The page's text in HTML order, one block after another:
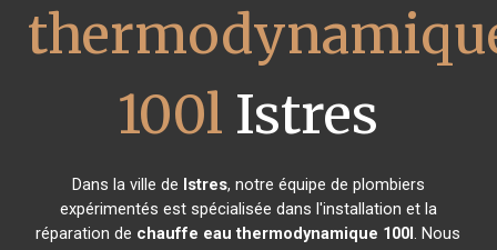
100l Istres
Dans la ville de Istres, notre équipe de plombiers
expérimentés est spécialisée dans l'installation et la
réparation de chauffe eau thermodynamique 100l. Nous